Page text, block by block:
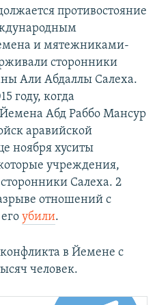
противостояние
и мятежниками-
сторонники
Али Абдаллы Салеха.
году, когда
Абд Раббо Мансур
аравийской
ноября хуситы
учреждения,
Салеха. 2
отношений с
убили.
в Йемене с
человек.